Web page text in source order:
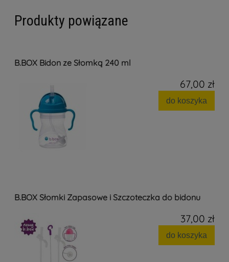
Produkty powiązane
B.BOX Bidon ze Słomką 240 ml
67,00 zł
do koszyka
B.BOX Słomki Zapasowe i Szczoteczka do bidonu
37,00 zł
do koszyka